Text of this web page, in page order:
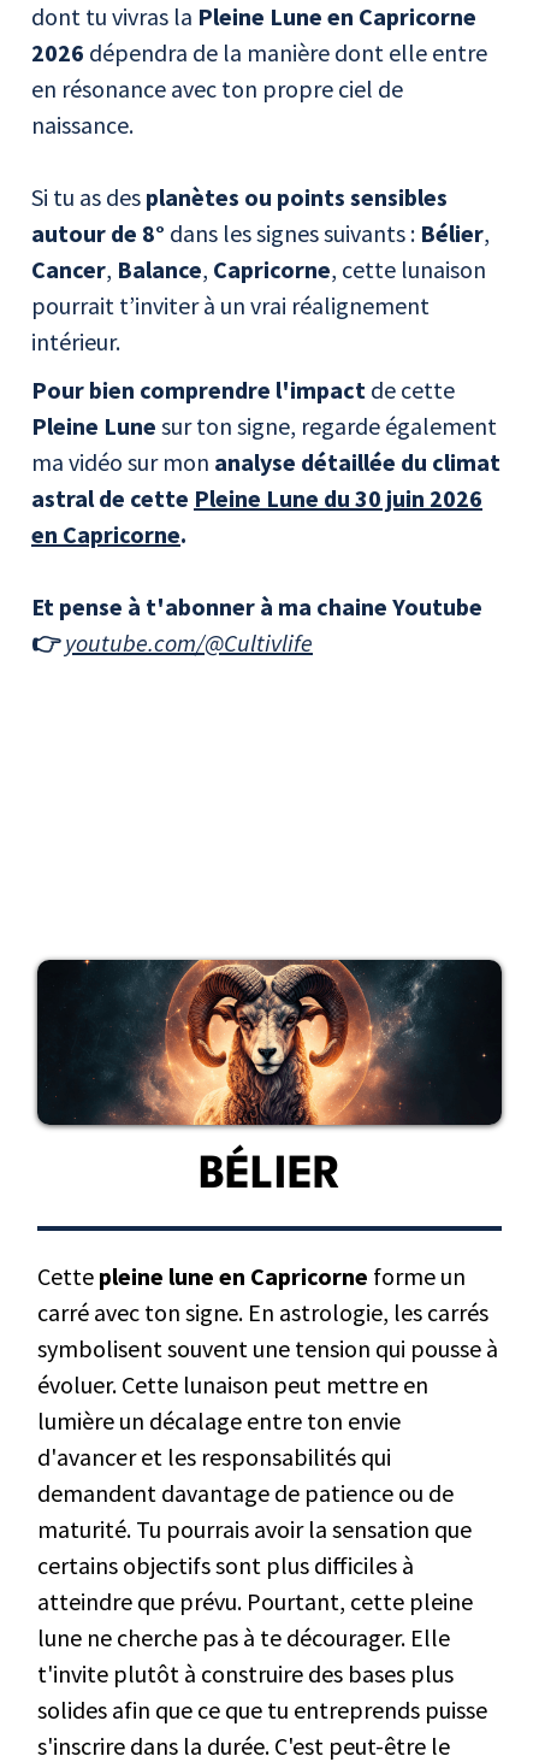
dont tu vivras la Pleine Lune en Capricorne
2026 dépendra de la manière dont elle entre
en résonance avec ton propre ciel de
naissance.
Si tu as des planètes ou points sensibles
autour de 8° dans les signes suivants : Bélier,
Cancer, Balance, Capricorne, cette lunaison
pourrait t’inviter à un vrai réalignement
intérieur.
Pour bien comprendre l'impact de cette
Pleine Lune sur ton signe, regarde également
ma vidéo sur mon analyse détaillée du climat
astral de cette Pleine Lune du 30 juin 2026
en Capricorne.
Et pense à t'abonner à ma chaine Youtube
👉youtube.com/@Cultivlife
BÉLIER
Cette pleine lune en Capricorne forme un
carré avec ton signe. En astrologie, les carrés
symbolisent souvent une tension qui pousse à
évoluer. Cette lunaison peut mettre en
lumière un décalage entre ton envie
d'avancer et les responsabilités qui
demandent davantage de patience ou de
maturité. Tu pourrais avoir la sensation que
certains objectifs sont plus difficiles à
atteindre que prévu. Pourtant, cette pleine
lune ne cherche pas à te décourager. Elle
t'invite plutôt à construire des bases plus
solides afin que ce que tu entreprends puisse
s'inscrire dans la durée. C'est peut-être le